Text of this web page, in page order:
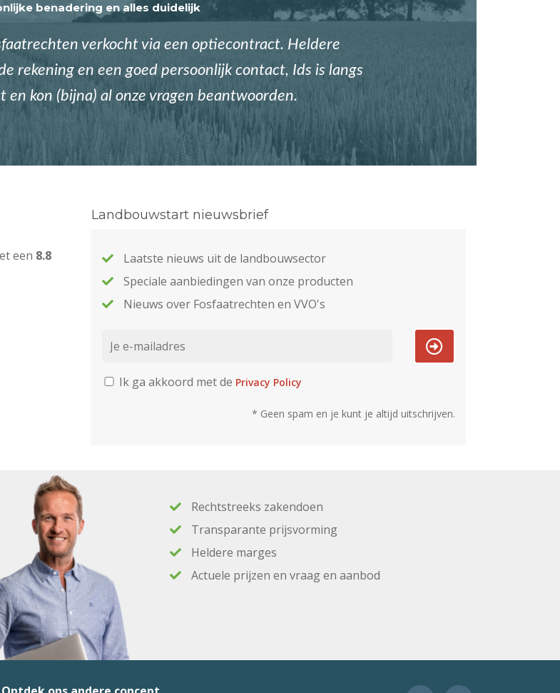
benadering en alles duidelijk
verkocht via een optiecontract. Heldere
rekening en een goed persoonlijk contact, Ids is langs
en kon (bijna) al onze vragen beantwoorden.
een 8.8
Landbouwstart nieuwsbrief
Laatste nieuws uit de landbouwsector
Speciale aanbiedingen van onze producten
Nieuws over Fosfaatrechten en VVO's
Ik ga akkoord met de Privacy Policy
* Geen spam en je kunt je altijd uitschrijven.
Rechtstreeks zakendoen
Transparante prijsvorming
Heldere marges
Actuele prijzen en vraag en aanbod